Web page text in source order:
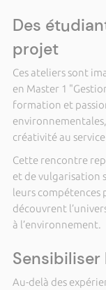
Des
projet
Ces ateliers sont
en Master 1
formation et
créativité au
Cette rencontre
et de vulgarisation
leurs compétences
découvrent
à l’environnement.
Au-delà des